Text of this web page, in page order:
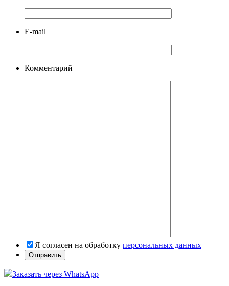
E-mail
Комментарий
Я согласен на обработку персональных данных
Заказать через WhatsApp